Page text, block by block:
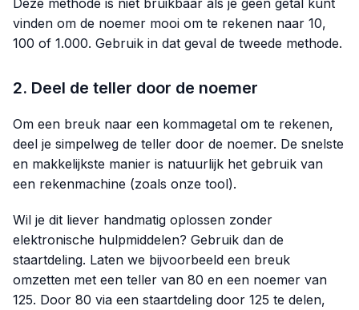
vinden om de noemer mooi om te rekenen naar 10,
100 of 1.000. Gebruik in dat geval de tweede methode.
2. Deel de teller door de noemer
Om een breuk naar een kommagetal om te rekenen,
deel je simpelweg de teller door de noemer. De snelste
en makkelijkste manier is natuurlijk het gebruik van
een rekenmachine (zoals onze tool).
Wil je dit liever handmatig oplossen zonder
elektronische hulpmiddelen? Gebruik dan de
staartdeling. Laten we bijvoorbeeld een breuk
omzetten met een teller van 80 en een noemer van
125. Door 80 via een staartdeling door 125 te delen,